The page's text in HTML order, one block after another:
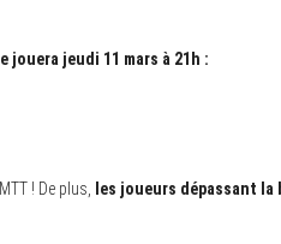
jouera jeudi 11 mars à 21h :
! De plus, les joueurs dépassant la